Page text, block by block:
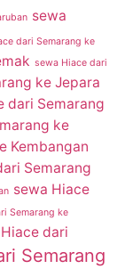
sewa
dari Semarang ke
sewa Hiace dari
ke Jepara
dari Semarang
ke
Kembangan
Semarang
sewa Hiace
Semarang ke
dari
Semarang